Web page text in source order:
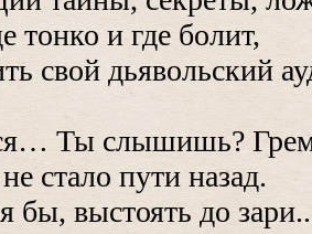
тонко и где болит,
свой дьявольский
Ты слышишь?
стало пути назад.
бы, выстоять до